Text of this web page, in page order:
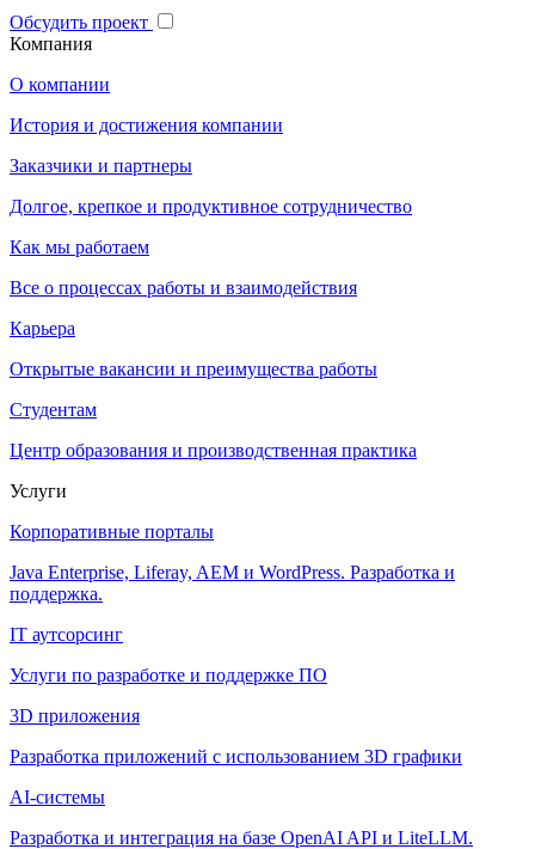
Обсудить проект
Компания
О компании
История и достижения компании
Заказчики и партнеры
Долгое, крепкое и продуктивное сотрудничество
Как мы работаем
Все о процессах работы и взаимодействия
Карьера
Открытые вакансии и преимущества работы
Студентам
Центр образования и производственная практика
Услуги
Корпоративные порталы
Java Enterprise, Liferay, AEM и WordPress. Разработка и
поддержка.
IT аутсорсинг
Услуги по разработке и поддержке ПО
3D приложения
Разработка приложений с использованием 3D графики
AI-системы
Разработка и интеграция на базе OpenAI API и LiteLLM.